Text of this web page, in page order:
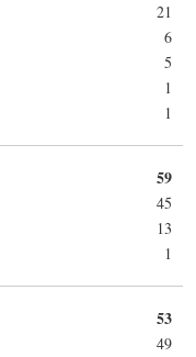
21
6
5
1
1
59
45
13
1
53
49